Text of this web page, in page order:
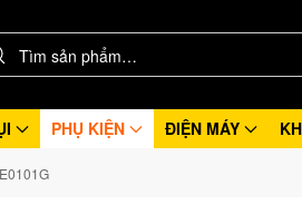
PHỤ KIỆN ĐIỆN MÁY